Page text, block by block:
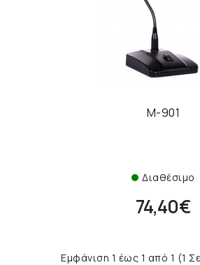
M-901
Διαθέσιμο
74,40€
Εμφάνιση 1 έως 1 από 1 (1